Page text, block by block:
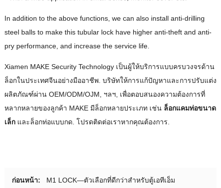
In addition to the above functions, we can also install anti-drilling
steel balls to make this tubular lock have higher anti-theft and anti-
pry performance, and increase the service life.
Xiamen MAKE Security Technology เป็นผู้ให้บริการแบบครบวงจรด้าน
ล็อกในประเทศจีนอย่างมืออาชีพ. บริษัทให้การแก้ปัญหาและการปรับแต่ง
ผลิตภัณฑ์ผ่าน OEM/ODM/OJM, ฯลฯ, เพื่อตอบสนองความต้องการที่
หลากหลายของลูกค้า MAKE มีล็อกหลายประเภท เช่น ล็อกแคมท่อขนาด
เล็กและล็อกท่อแบบกด. โปรดติดต่อเราหากคุณต้องการ.
ก่อนหน้า:
M1 LOCK—ตัวเลือกที่ดีกว่าสำหรับตู้เอทีเอ็ม